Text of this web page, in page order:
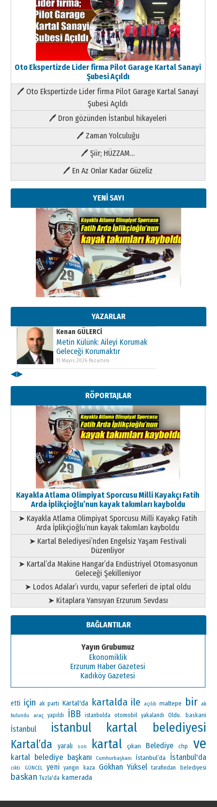
Oto Ekspertizde Lider firma Pilot Garage Kartal Sanayi
Şubesi Açıldı
🖊 Oto Ekspertizde Lider firma Pilot Garage Kartal Sanayi
Şubesi Açıldı
🖊 Dron gözünden İstanbul hikayeleri
🖊 Zaman Yolculuğu
🖊 Şiir; HÜZZAM…
🖊 En Az Onlar Kadar Güzeliz
YENİ SAYI
YAZARLAR
Kenan GÜLERCİ
Metin Külünk: Aileyi Korumak
11 Mayıs 2026 Pazartesi
Kenan GÜLERCİ
Metin Külünk: Aileyi Korumak
Geleceği Korumaktır
11 Mayıs 2026 Pazartesi
Metin Külünk: Aileyi Korumak
Geleceği Korumaktır
11 Mayıs 2026 Pazartesi
◀▶
RÖPORTAJLAR
Kayakla Atlama Olimpiyat Sporcusu Milli Kayakçı Fatih
Arda İplikçioğlu’nun kayak takımları kayboldu
➤ Kayakla Atlama Olimpiyat Sporcusu Milli Kayakçı Fatih
Arda İplikçioğlu’nun kayak takımları kayboldu
➤ Kartal Belediyesi’nden Engelsiz Yaşam Festivali
Düzenliyor
➤ Kartal’da Makine Hangar’da Endüstriyel Otomasyonun
Geleceği Şekilleniyor
➤ Lodos Adalar’ı vurdu, vapur seferleri de iptal oldu
➤ Kitaplara Yansıyan Erzurum Sevdası
BAĞLANTILAR
Yayın Grubumuz
Ekonomiklik
Erzurum Haber Gazetesi
Kadıköy Gazetesi
etti için ak parti Kartal'da kartalda ile açıldı maltepe bir ak
bulundu araç yapıldı İBB istanbulda otomobil yakalandı Oldu. baskani
İstanbul istanbul kartal belediyesi
Kartal’da yaralı son kartal çıkan Belediye chp ve
kartal belediye başkanı Cumhurbaşkanı İstanbul’da İstanbul'da
cikti GÜNCEL yeni yangin kaza Gökhan Yüksel tarafından belediyesi
baskan Tuzla'da kamerada